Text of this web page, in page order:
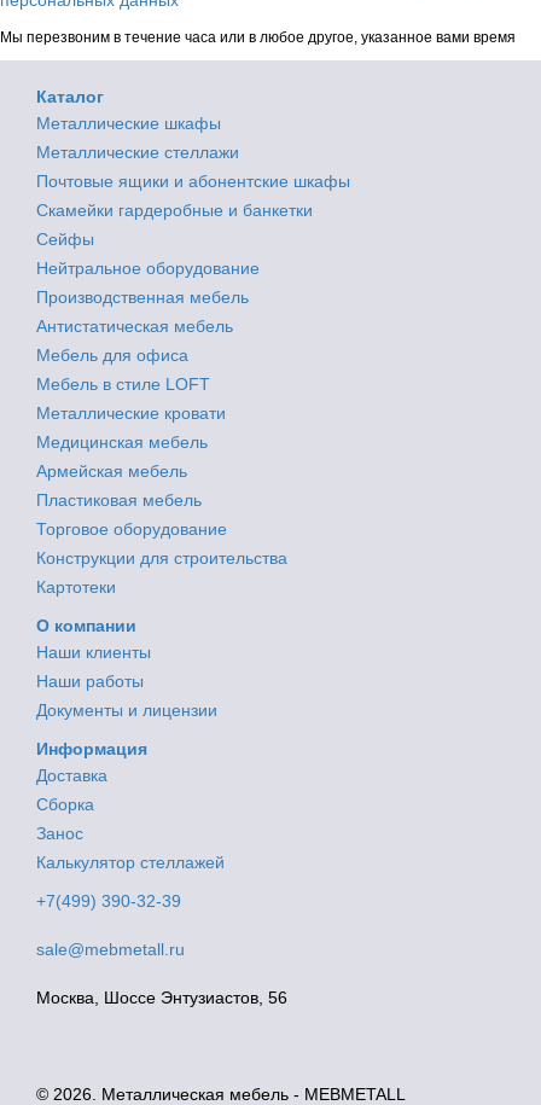
Мы перезвоним в течение часа или в любое другое, указанное вами время
Каталог
Металлические шкафы
Металлические стеллажи
Почтовые ящики и абонентские шкафы
Скамейки гардеробные и банкетки
Сейфы
Нейтральное оборудование
Производственная мебель
Антистатическая мебель
Мебель для офиса
Мебель в стиле LOFT
Металлические кровати
Медицинская мебель
Армейская мебель
Пластиковая мебель
Торговое оборудование
Конструкции для строительства
Картотеки
О компании
Наши клиенты
Наши работы
Документы и лицензии
Информация
Доставка
Сборка
Занос
Калькулятор стеллажей
+7(499) 390-32-39
sale@mebmetall.ru
Москва, Шоссе Энтузиастов, 56
© 2026. Металлическая мебель - MEBMETALL